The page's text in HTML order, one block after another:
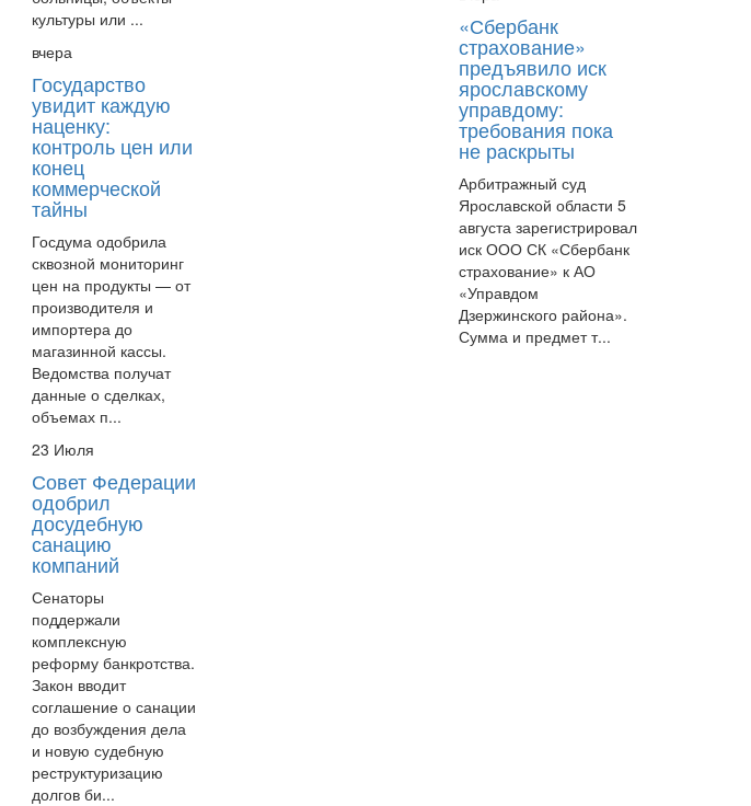
договора как индикатор
подозрительности сделки
в банкротстве
Апелляция проверит
сделки экс-депутата с
криптовалютой в деле о
банкротстве
«Сбербанк
страхование»
предъявило иск
ярославскому
управдому:
требования пока
не раскрыты
Арбитражный суд
Ярославской области 5
августа зарегистрировал
иск ООО СК «Сбербанк
страхование» к АО
«Управдом
Дзержинского района».
Сумма и предмет т...
культуры или ...
вчера
Государство
увидит каждую
наценку:
контроль цен или
конец
коммерческой
тайны
Госдума одобрила
сквозной мониторинг
цен на продукты — от
производителя и
импортера до
магазинной кассы.
Ведомства получат
данные о сделках,
объемах п...
23 Июля
Совет Федерации
одобрил
досудебную
санацию
компаний
Сенаторы
поддержали
комплексную
реформу банкротства.
Закон вводит
соглашение о санации
до возбуждения дела
и новую судебную
реструктуризацию
долгов би...